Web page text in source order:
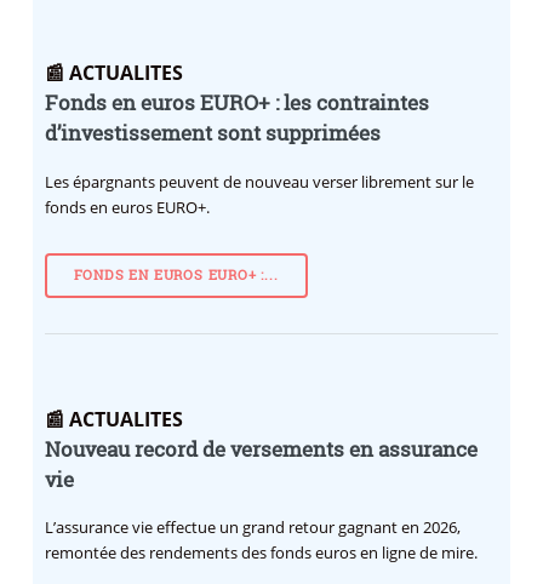
📰 ACTUALITES
Fonds en euros EURO+ : les contraintes
d’investissement sont supprimées
Les épargnants peuvent de nouveau verser librement sur le
fonds en euros EURO+.
FONDS EN EUROS EURO+ :...
📰 ACTUALITES
Nouveau record de versements en assurance
vie
L’assurance vie effectue un grand retour gagnant en 2026,
remontée des rendements des fonds euros en ligne de mire.